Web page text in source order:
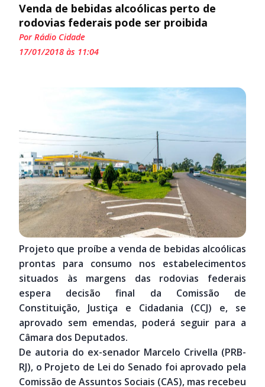
Venda de bebidas alcoólicas perto de
rodovias federais pode ser proibida
Por Rádio Cidade
17/01/2018 às 11:04
Projeto que proíbe a venda de bebidas alcoólicas
prontas para consumo nos estabelecimentos
situados às margens das rodovias federais
espera decisão final da Comissão de
Constituição, Justiça e Cidadania (CCJ) e, se
aprovado sem emendas, poderá seguir para a
Câmara dos Deputados.
De autoria do ex-senador Marcelo Crivella (PRB-
RJ), o Projeto de Lei do Senado foi aprovado pela
Comissão de Assuntos Sociais (CAS), mas recebeu